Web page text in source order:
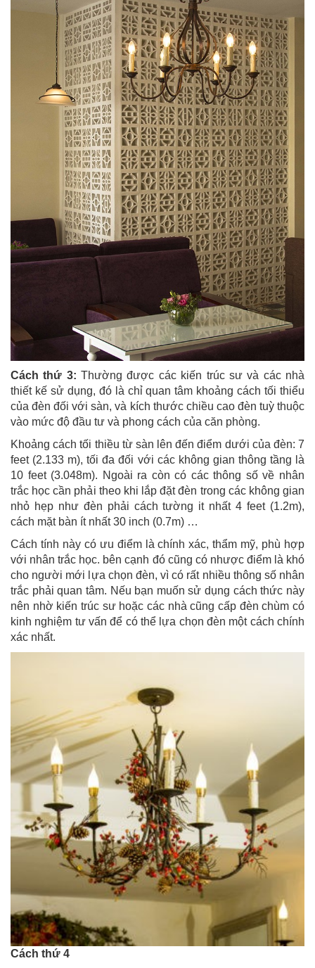
Cách thứ 3: Thường được các kiến trúc sư và các nhà
thiết kế sử dụng, đó là chỉ quan tâm khoảng cách tối thiểu
của đèn đối với sàn, và kích thước chiều cao đèn tuỳ thuộc
vào mức độ đầu tư và phong cách của căn phòng.
Khoảng cách tối thiều từ sàn lên đến điểm dưới của đèn: 7
feet (2.133 m), tối đa đối với các không gian thông tầng là
10 feet (3.048m). Ngoài ra còn có các thông số về nhân
trắc học cần phải theo khi lắp đặt đèn trong các không gian
nhỏ hẹp như đèn phải cách tường it nhất 4 feet (1.2m),
cách mặt bàn ít nhất 30 inch (0.7m) …
Cách tính này có ưu điểm là chính xác, thẩm mỹ, phù hợp
với nhân trắc học. bên cạnh đó cũng có nhược điểm là khó
cho người mới lựa chọn đèn, vì có rất nhiều thông số nhân
trắc phải quan tâm. Nếu bạn muốn sử dụng cách thức này
nên nhờ kiến trúc sư hoặc các nhà cũng cấp đèn chùm có
kinh nghiệm tư vấn để có thể lựa chọn đèn một cách chính
xác nhất.
Cách thứ 4